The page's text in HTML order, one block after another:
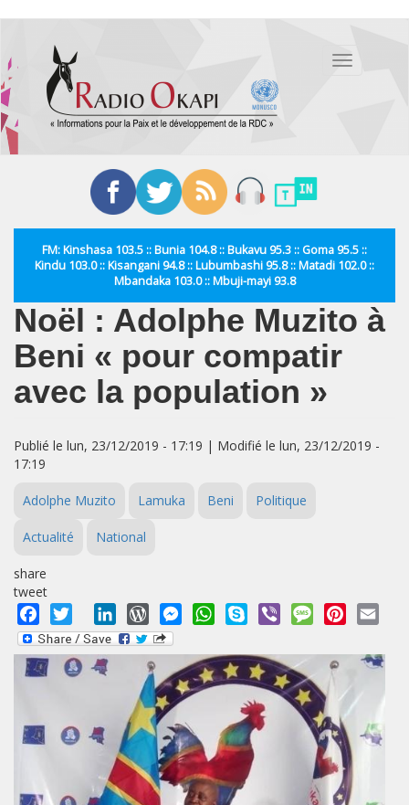
contenu
principal
Toggle
FM: Kinshasa 103.5 :: Bunia 104.8 :: Bukavu 95.3 :: Goma 95.5 ::
Kindu 103.0 :: Kisangani 94.8 :: Lubumbashi 95.8 :: Matadi 102.0 ::
Mbandaka 103.0 :: Mbuji-mayi 93.8
Noël : Adolphe Muzito à
Beni « pour compatir
avec la population »
Publié le lun, 23/12/2019 - 17:19 | Modifié le lun, 23/12/2019 -
17:19
Adolphe Muzito Lamuka Beni Politique
Actualité National
share
tweet
Facebook
Twitter LinkedInWordPressMessengerWhatsApp
Skype Viber MessagePinterest